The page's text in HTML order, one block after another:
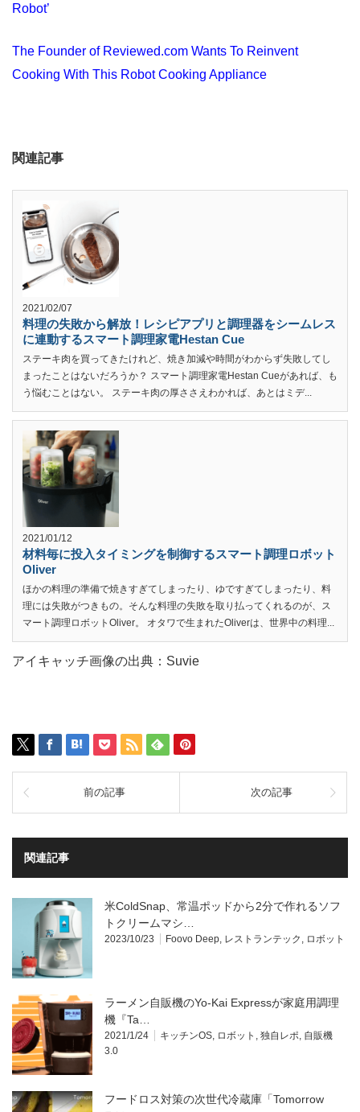
Robot’
The Founder of Reviewed.com Wants To Reinvent
Cooking With This Robot Cooking Appliance
関連記事
2021/02/07
料理の失敗から解放！レシピアプリと調理器をシームレス
に連動するスマート調理家電Hestan Cue
ステーキ肉を買ってきたけれど、焼き加減や時間がわからず失敗してし
まったことはないだろうか？ スマート調理家電Hestan Cueがあれば、も
う悩むことはない。 ステーキ肉の厚ささえわかれば、あとはミデ...
2021/01/12
材料毎に投入タイミングを制御するスマート調理ロボット
Oliver
ほかの料理の準備で焼きすぎてしまったり、ゆですぎてしまったり、料
理には失敗がつきもの。そんな料理の失敗を取り払ってくれるのが、ス
マート調理ロボットOliver。 オタワで生まれたOliverは、世界中の料理...
アイキャッチ画像の出典：Suvie
前の記事 次の記事
関連記事
米ColdSnap、常温ポッドから2分で作れるソフ
トクリームマシ…
2023/10/23 Foovo Deep レストランテック ロボット
ラーメン自販機のYo-Kai Expressが家庭用調理
機『Ta…
2021/1/24 キッチンOS ロボット 独自レポ 自販機
3.0
フードロス対策の次世代冷蔵庫「Tomorrow